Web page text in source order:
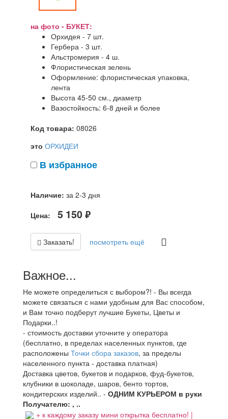
на фото - БУКЕТ:
Орхидея - 7 шт.
Гербера - 3 шт.
Альстромерия - 4 ш.
Флористическая зелень
Оформление: флористическая упаковка,
лента
Высота 45-50 см., диаметр
Вазостойкость: 6-8 дней и более
Код товара: 08026
это ОРХИДЕИ
В избранное
Наличие: за 2-3 дня
Цена:
5 150 руб.
Заказать! посмотреть ещё
Важное...
Не можете определиться с выбором?! - Вы всегда
можете связаться с нами удобным для Вас способом,
и Вам точно подберут лучшие Букеты, Цветы и
Подарки..!
- стоимость доставки уточните у оператора
(бесплатно, в пределах населенных пунктов, где
расположены Точки сбора заказов, за пределы
населенного пункта - доставка платная)
Доставка цветов, букетов и подарков, фуд-букетов,
клубники в шоколаде, шаров, бенто тортов,
кондитерских изделий.. - ОДНИМ КУРЬЕРОМ в руки
Получателю: , ..
+ к каждому заказу мини открытка бесплатно! |